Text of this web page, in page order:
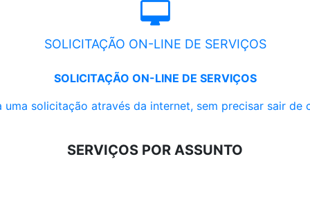
SOLICITAÇÃO ON-LINE DE SERVIÇOS
SOLICITAÇÃO ON-LINE DE SERVIÇOS
uma solicitação através da internet, sem precisar sair de
SERVIÇOS POR ASSUNTO